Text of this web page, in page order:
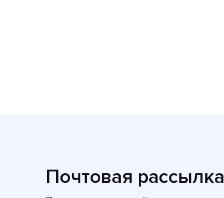
Почтовая рассылка